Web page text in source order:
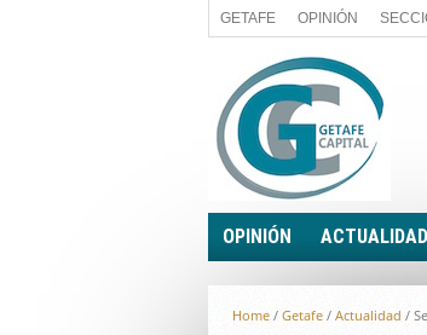
GETAFE OPINIÓN
OPINIÓN
A FIN DE CUENTAS
PALABRA DE CONCEJAL
ACTUALIDAD
POLÍTICA
ECONOMÍA
Home / Getafe / Actualidad /